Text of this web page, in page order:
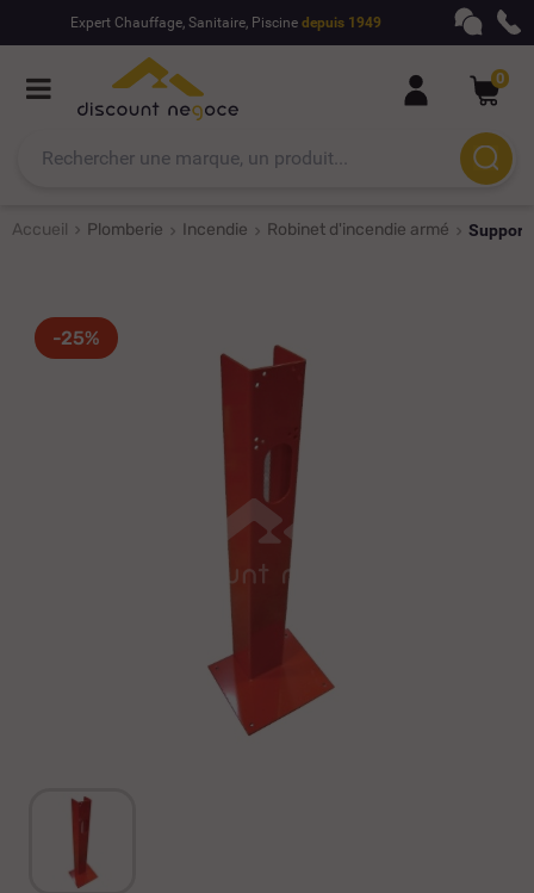
Expert Chauffage, Sanitaire, Piscine depuis 1949
0
Accueil Plomberie Incendie Robinet d'incendie armé Support
-25%